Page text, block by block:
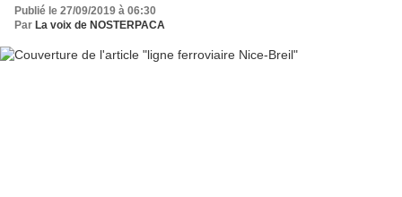
Publié le 27/09/2019 à 06:30
Par La voix de NOSTERPACA